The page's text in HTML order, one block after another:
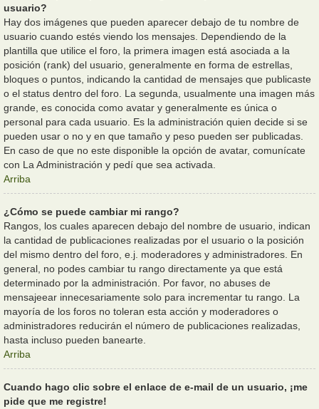
usuario?
Hay dos imágenes que pueden aparecer debajo de tu nombre de
usuario cuando estés viendo los mensajes. Dependiendo de la
plantilla que utilice el foro, la primera imagen está asociada a la
posición (rank) del usuario, generalmente en forma de estrellas,
bloques o puntos, indicando la cantidad de mensajes que publicaste
o el status dentro del foro. La segunda, usualmente una imagen más
grande, es conocida como avatar y generalmente es única o
personal para cada usuario. Es la administración quien decide si se
pueden usar o no y en que tamaño y peso pueden ser publicadas.
En caso de que no este disponible la opción de avatar, comunícate
con La Administración y pedí que sea activada.
Arriba
¿Cómo se puede cambiar mi rango?
Rangos, los cuales aparecen debajo del nombre de usuario, indican
la cantidad de publicaciones realizadas por el usuario o la posición
del mismo dentro del foro, e.j. moderadores y administradores. En
general, no podes cambiar tu rango directamente ya que está
determinado por la administración. Por favor, no abuses de
mensajeear innecesariamente solo para incrementar tu rango. La
mayoría de los foros no toleran esta acción y moderadores o
administradores reducirán el número de publicaciones realizadas,
hasta incluso pueden banearte.
Arriba
Cuando hago clic sobre el enlace de e-mail de un usuario, ¡me
pide que me registre!